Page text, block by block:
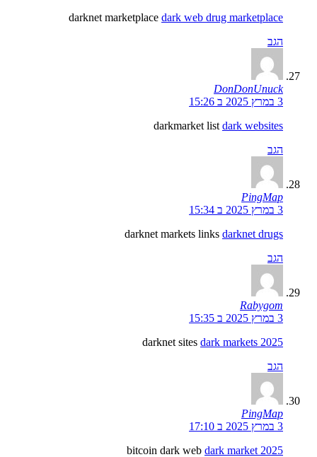
darknet marketplace dark web drug marketplace
הגב
DonDonUnuck
3 במרץ 2025 ב 15:26
darkmarket list dark websites
הגב
PingMap
3 במרץ 2025 ב 15:34
darknet markets links darknet drugs
הגב
Rabygom
3 במרץ 2025 ב 15:35
darknet sites dark markets 2025
הגב
PingMap
3 במרץ 2025 ב 17:10
bitcoin dark web dark market 2025